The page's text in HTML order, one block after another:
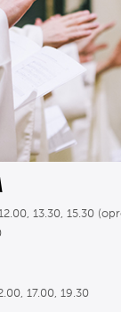
13.30, 15.30
17.00, 19.30